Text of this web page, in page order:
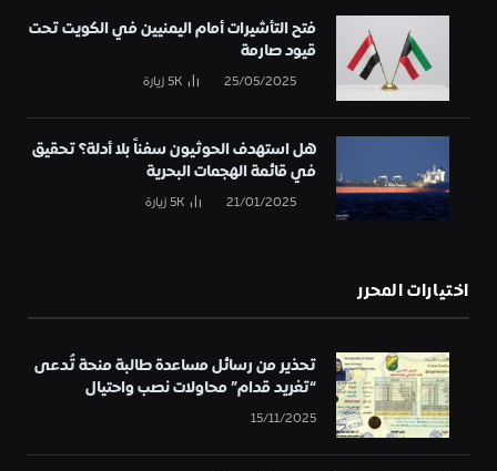
فتح التأشيرات أمام اليمنيين في الكويت تحت
قيود صارمة
25/05/2025
5Kزيارة
هل استهدف الحوثيون سفناً بلا أدلة؟ تحقيق
في قائمة الهجمات البحرية
21/01/2025
5Kزيارة
اختيارات المحرر
تحذير من رسائل مساعدة طالبة منحة تُدعى
“تغريد قدام” محاولات نصب واحتيال
15/11/2025